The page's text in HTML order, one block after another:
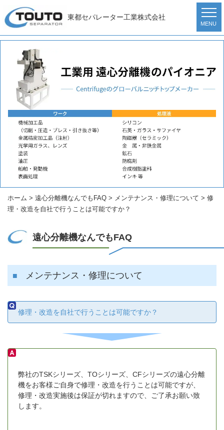
MENU
東都セパレーター工業株式会社
ホーム > 遠心分離機なんでもFAQ > メンテナンス・修理について > 修
理・改造を自社で行うことは可能ですか？
遠心分離機なんでもFAQ
メンテナンス・修理について
修理・改造を自社で行うことは可能ですか？
弊社のTSKシリーズ、TOシリーズ、CFシリーズの遠心分離
機をお客様ご自身で修理・改造を行うことは可能ですが、
修理・改造実施後は保証が切れますので、ご了承お願い致
します。